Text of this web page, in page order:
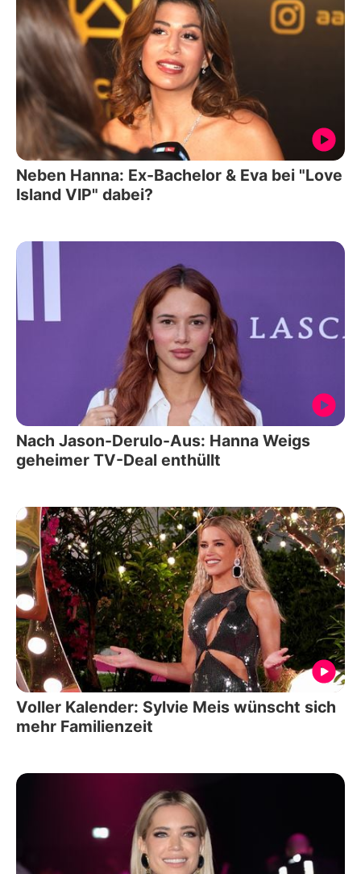
Neben Hanna: Ex-Bachelor & Eva bei "Love
Island VIP" dabei?
Nach Jason-Derulo-Aus: Hanna Weigs
geheimer TV-Deal enthüllt
Voller Kalender: Sylvie Meis wünscht sich
mehr Familienzeit